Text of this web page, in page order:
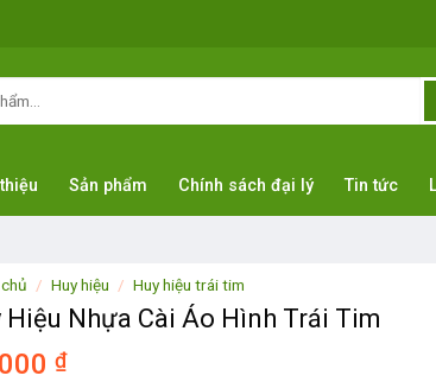
Sản phẩm Chính sách đại lý Tin tức
/ Huy hiệu / Huy hiệu trái tim
Hiệu Nhựa Cài Áo Hình Trái Tim
₫